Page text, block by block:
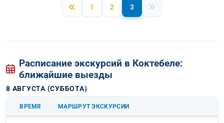
1 2 3
Расписание экскурсий в Коктебеле:
ближайшие выезды
8 АВГУСТА (СУББОТА)
ВРЕМЯ МАРШРУТ ЭКСКУРСИИ